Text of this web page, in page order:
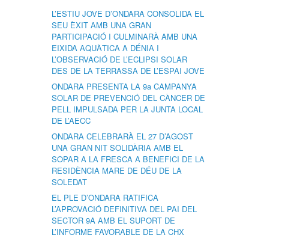
L’ESTIU JOVE D’ONDARA CONSOLIDA EL
SEU ÈXIT AMB UNA GRAN
PARTICIPACIÓ I CULMINARÀ AMB UNA
EIXIDA AQUÀTICA A DÉNIA I
L’OBSERVACIÓ DE L’ECLIPSI SOLAR
DES DE LA TERRASSA DE L’ESPAI JOVE
ONDARA PRESENTA LA 9a CAMPANYA
SOLAR DE PREVENCIÓ DEL CÀNCER DE
PELL IMPULSADA PER LA JUNTA LOCAL
DE L’AECC
ONDARA CELEBRARÀ EL 27 D’AGOST
UNA GRAN NIT SOLIDÀRIA AMB EL
SOPAR A LA FRESCA A BENEFICI DE LA
RESIDÈNCIA MARE DE DÉU DE LA
SOLEDAT
EL PLE D’ONDARA RATIFICA
L’APROVACIÓ DEFINITIVA DEL PAI DEL
SECTOR 9A AMB EL SUPORT DE
L’INFORME FAVORABLE DE LA CHX